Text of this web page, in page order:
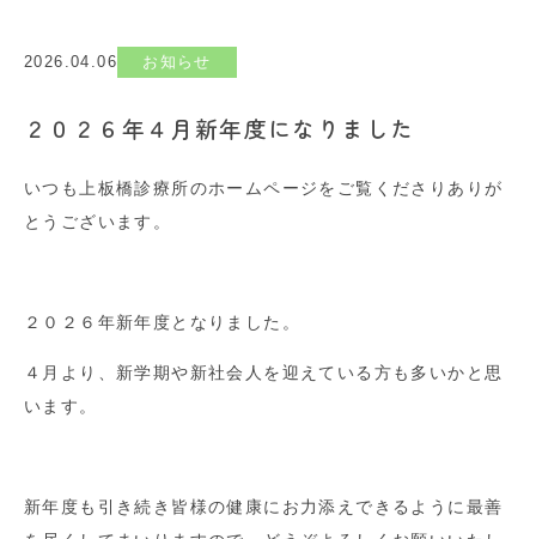
2026.04.06 お知らせ
２０２６年４月新年度になりました
いつも上板橋診療所のホームページをご覧くださりありが
とうございます。
２０２６年新年度となりました。
４月より、新学期や新社会人を迎えている方も多いかと思
います。
新年度も引き続き皆様の健康にお力添えできるように最善